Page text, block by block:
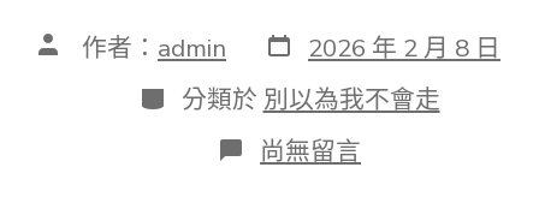
文 作者： admin 發
表
日
期
2026 年 2 月 8 日
分
類
分類於 別以為我不會走
在
〈習
尚無留言